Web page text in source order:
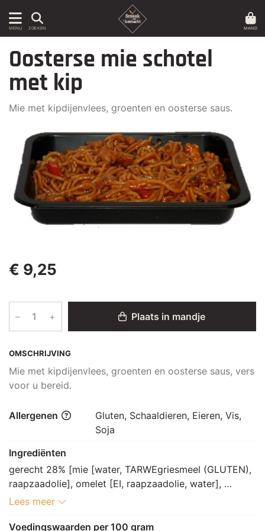
MENU ZOEKEN MAND
OMSCHRIJVING
Mie met kipdijenvlees, groenten en oosterse saus, vers
voor u bereid.
Oosterse mie schotel
met kip
Mie met kipdijenvlees, groenten en oosterse saus.
€ 9,25
– + Plaats in mandje
Allergenen
Gluten, Schaaldieren, Eieren, Vis,
Soja
Ingrediënten
gerecht 28% [mie [water, TARWEgriesmeel (GLUTEN),
raapzaadolie], omelet [EI, raapzaadolie, water],
ketjapsaus [suikerstroop, water, zout, SOJAboon,
voedingszuur: E270, conserveermiddel: E211], rode
Lees meer
Voedingswaarden per 100 gram